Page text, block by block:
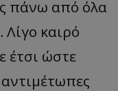
πάνω από όλα
καιρό
έτσι ώστε